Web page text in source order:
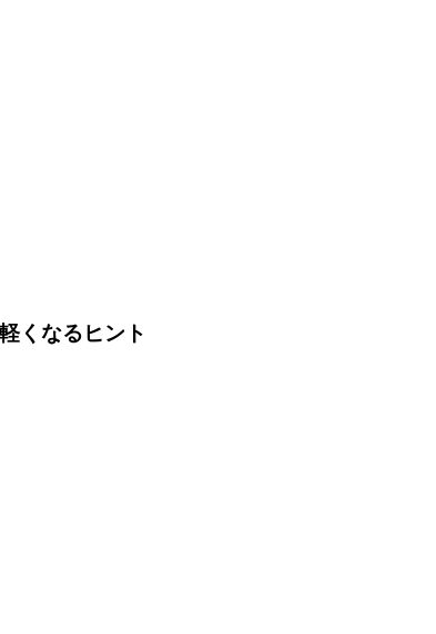
くなるヒント